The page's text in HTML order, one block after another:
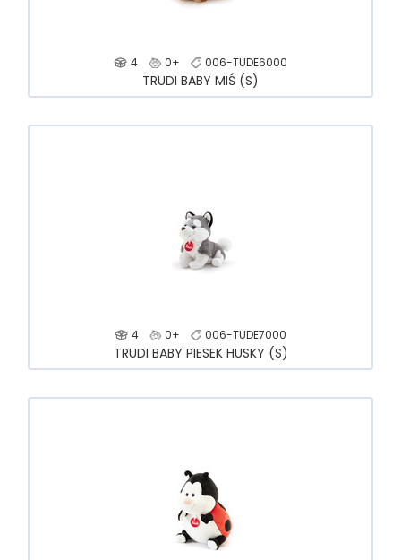
4 0+ 006-TUDE6000
TRUDI BABY MIŚ (S)
4 0+ 006-TUDE7000
TRUDI BABY PIESEK HUSKY (S)